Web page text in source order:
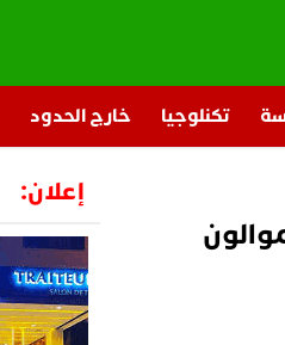
تكنلوجيا خارج الحدود
إعلان: